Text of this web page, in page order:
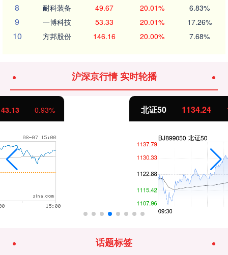
8 耐科装备 49.67 20.01% 6.83%
9 一博科技 53.33 20.01% 17.26%
10 方邦股份 146.16 20.00% 7.68%
沪深京行情 实时轮播
北证50 11.37 1.01%
话题标签